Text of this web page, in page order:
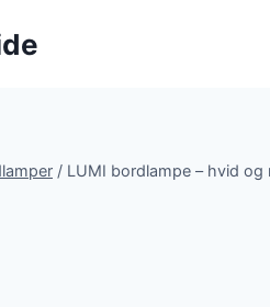
/ LUMI bordlampe – hvid og